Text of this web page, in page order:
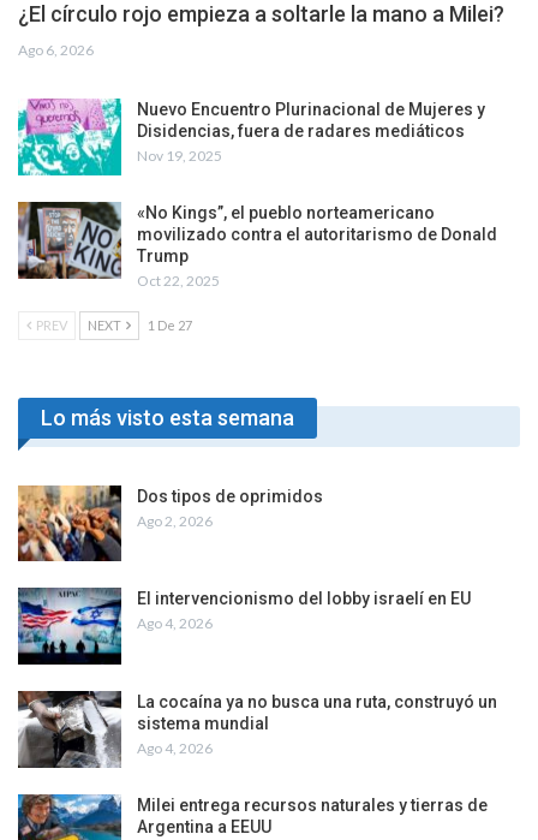
¿El círculo rojo empieza a soltarle la mano a Milei?
Ago 6, 2026
Nuevo Encuentro Plurinacional de Mujeres y
Disidencias, fuera de radares mediáticos
Nov 19, 2025
«No Kings”, el pueblo norteamericano
movilizado contra el autoritarismo de Donald
Trump
Oct 22, 2025
PREV NEXT 1 De 27
Lo más visto esta semana
Dos tipos de oprimidos
Ago 2, 2026
El intervencionismo del lobby israelí en EU
Ago 4, 2026
La cocaína ya no busca una ruta, construyó un
sistema mundial
Ago 4, 2026
Milei entrega recursos naturales y tierras de
Argentina a EEUU